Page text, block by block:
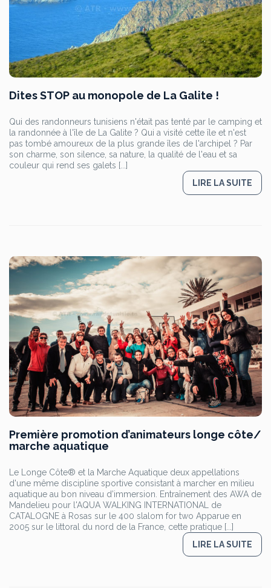
Dites STOP au monopole de La Galite !
Qui des randonneurs tunisiens n'était pas tenté par le camping et
la randonnée à l'île de La Galite ? Qui a visité cette île et n'est
pas tombé amoureux de la plus grande îles de l'archipel ? Par
son charme, son silence, sa nature, la qualité de l'eau et sa
couleur qui rend ses galets [...]
LIRE LA SUITE
Première promotion d’animateurs longe côte/
marche aquatique
Le Longe Côte® et la Marche Aquatique deux appellations
d'une même discipline sportive consistant à marcher en milieu
aquatique au bon niveau d’immersion. Entraînement des AWA de
Mandelieu pour l'AQUA WALKING INTERNATIONAL de
CATALOGNE à Rosas sur le 400 slalom for two Apparue en
2005 sur le littoral du nord de la France, cette pratique [...]
LIRE LA SUITE